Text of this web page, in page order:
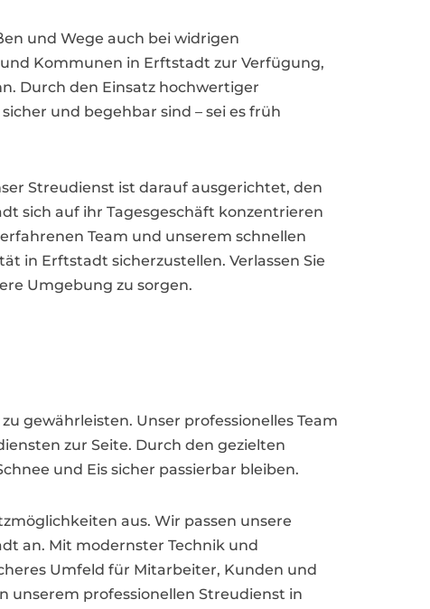
und Wege auch bei widrigen
Kommunen in Erftstadt zur Verfügung,
Durch den Einsatz hochwertiger
und begehbar sind – sei es früh
Streudienst ist darauf ausgerichtet, den
sich auf ihr Tagesgeschäft konzentrieren
Team und unserem schnellen
in Erftstadt sicherzustellen. Verlassen Sie
Umgebung zu sorgen.
gewährleisten. Unser professionelles Team
zur Seite. Durch den gezielten
und Eis sicher passierbar bleiben.
aus. Wir passen unsere
an. Mit modernster Technik und
Umfeld für Mitarbeiter, Kunden und
unserem professionellen Streudienst in